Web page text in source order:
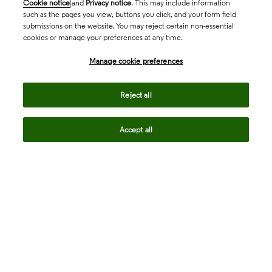
Cookie notice and Privacy notice. This may include information
such as the pages you view, buttons you click, and your form field
submissions on the website. You may reject certain non-essential
cookies or manage your preferences at any time.
Manage cookie preferences
Reject all
Accept all